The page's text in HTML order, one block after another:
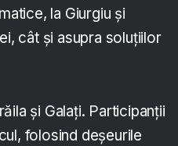
la Giurgiu și
cât și asupra soluțiilor
și Galați. Participanții
folosind deșeurile